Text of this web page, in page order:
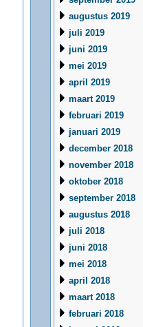
augustus 2019
juli 2019
juni 2019
mei 2019
april 2019
maart 2019
februari 2019
januari 2019
december 2018
november 2018
oktober 2018
september 2018
augustus 2018
juli 2018
juni 2018
mei 2018
april 2018
maart 2018
februari 2018